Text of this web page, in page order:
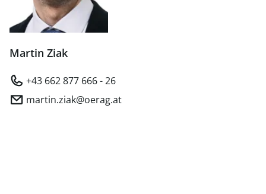
Martin Ziak
+43 662 877 666 - 26
martin.ziak@oerag.at